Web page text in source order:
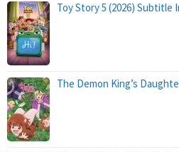
Toy Story 5 (2026) Subtitle
The Demon King’s